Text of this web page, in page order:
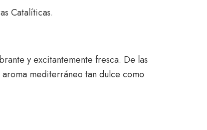
Catalíticas.
y excitantemente fresca. De las
mediterráneo tan dulce como